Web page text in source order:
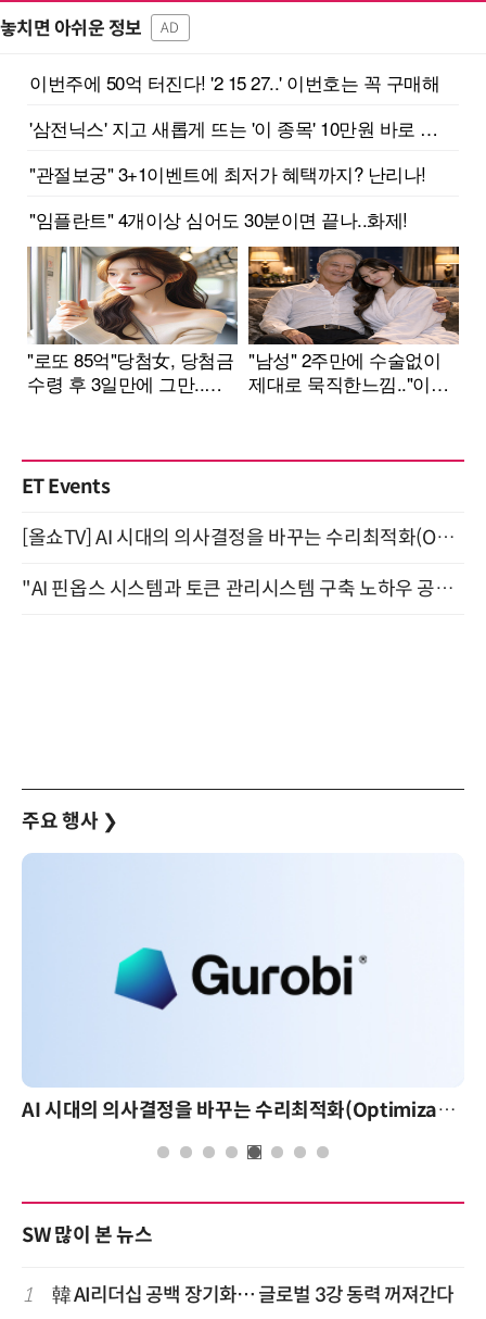
놓치면 아쉬운 정보 AD
ET Events
[올쇼TV] AI 시대의 의사결정을 바꾸는 수리최적화(Optimization) 소개 (8/20 생방송)
"AI 핀옵스 시스템과 토큰 관리시스템 구축 노하우 공개" 잠실 한국광고문화회관 2층 대회의실 (8/21)
주요 행사 ❯
AI 시대의 의사결정을 바꾸는 수리최적화(Optimization): 실제 산업 적용 사례와 활용 전략
SW 많이 본 뉴스
1 韓 AI리더십 공백 장기화… 글로벌 3강 동력 꺼져간다